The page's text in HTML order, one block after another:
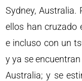
Sydney, Australia.
ellos han cruzado
e incluso con un
y ya se
Australia; y se